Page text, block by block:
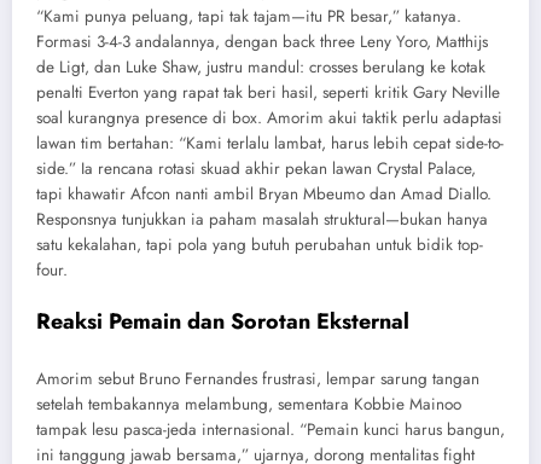
“Kami punya peluang, tapi tak tajam—itu PR besar,” katanya.
Formasi 3-4-3 andalannya, dengan back three Leny Yoro, Matthijs
de Ligt, dan Luke Shaw, justru mandul: crosses berulang ke kotak
penalti Everton yang rapat tak beri hasil, seperti kritik Gary Neville
soal kurangnya presence di box. Amorim akui taktik perlu adaptasi
lawan tim bertahan: “Kami terlalu lambat, harus lebih cepat side-to-
side.” Ia rencana rotasi skuad akhir pekan lawan Crystal Palace,
tapi khawatir Afcon nanti ambil Bryan Mbeumo dan Amad Diallo.
Responsnya tunjukkan ia paham masalah struktural—bukan hanya
satu kekalahan, tapi pola yang butuh perubahan untuk bidik top-
four.
Reaksi Pemain dan Sorotan Eksternal
Amorim sebut Bruno Fernandes frustrasi, lempar sarung tangan
setelah tembakannya melambung, sementara Kobbie Mainoo
tampak lesu pasca-jeda internasional. “Pemain kunci harus bangun,
ini tanggung jawab bersama,” ujarnya, dorong mentalitas fight